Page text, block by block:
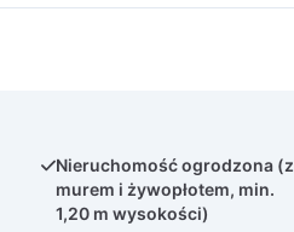
Nieruchomość ogrodzona (z
murem i żywopłotem, min.
1,20 m wysokości)